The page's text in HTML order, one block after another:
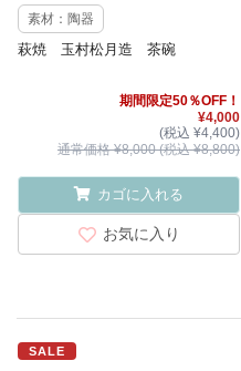
素材：陶器
萩焼 玉村松月造 茶碗
期間限定50％OFF！
¥4,000
(税込 ¥4,400)
通常価格 ¥8,000 (税込 ¥8,800)
カゴに入れる
お気に入り
SALE